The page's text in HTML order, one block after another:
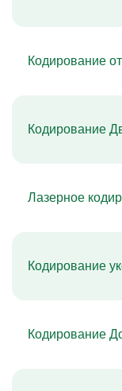
Кодирование
Кодирование
Лазерное
Кодирование
Кодирование